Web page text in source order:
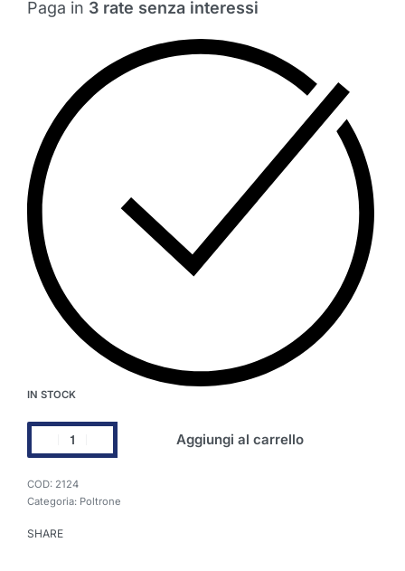
Paga in 3 rate senza interessi
IN STOCK
Aggiungi al carrello
2124
Categoria: Poltrone
SHARE